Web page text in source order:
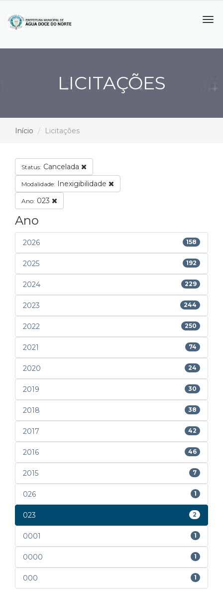
LICITAÇÕES
Início Licitações
Status: Cancelada
Modalidade: Inexigibilidade
Ano: 023
Ano
2026 158
2025 192
2024 229
2023 244
2022 250
2021 74
2020 24
2019 30
2018 38
2017 42
2016 46
2015 7
026 1
023 2
0001 1
0000 1
000 1